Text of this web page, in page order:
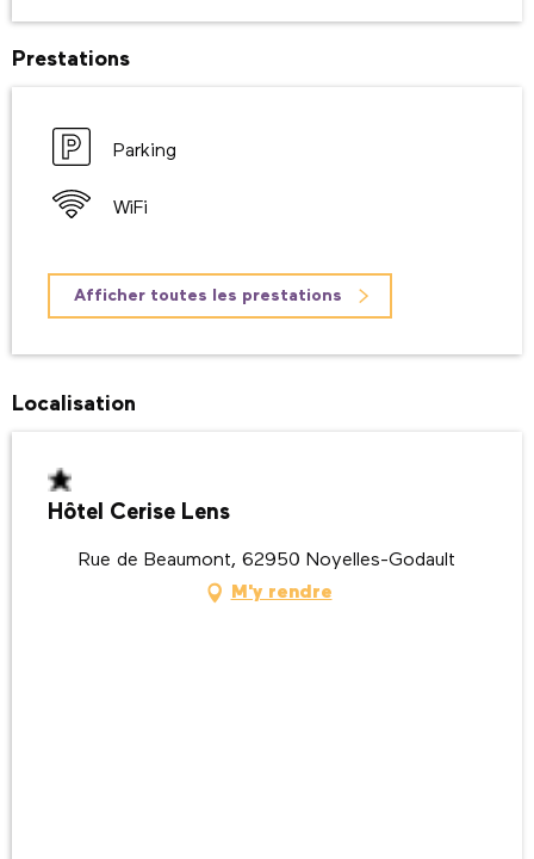
Prestations
Parking
WiFi
Afficher toutes les prestations
Localisation
Hôtel Cerise Lens
Rue de Beaumont, 62950 Noyelles-Godault
M'y rendre